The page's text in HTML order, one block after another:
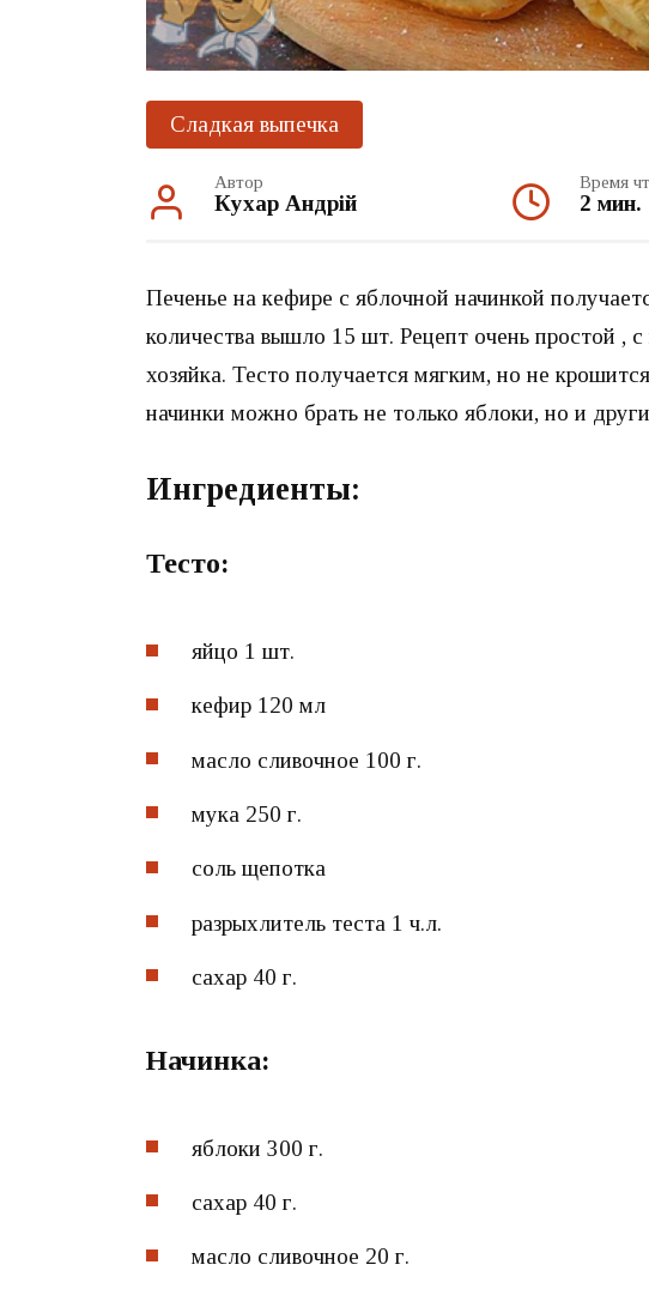
Сладкая выпечка
Автор
Кухар Андрій
Время
2 мин.
Печенье на кефире с яблочной начинкой
количества вышло 15 шт. Рецепт очень простой ,
хозяйка. Тесто получается мягким, но не
начинки можно брать не только яблоки, но и
Ингредиенты:
Тесто:
яйцо 1 шт.
кефир 120 мл
масло сливочное 100 г.
мука 250 г.
соль щепотка
разрыхлитель теста 1 ч.л.
сахар 40 г.
Начинка:
яблоки 300 г.
сахар 40 г.
масло сливочное 20 г.